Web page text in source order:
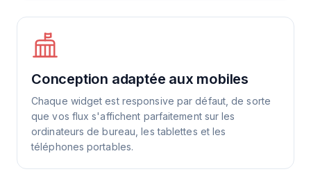
Conception adaptée aux mobiles
Chaque widget est responsive par défaut, de sorte
que vos flux s'affichent parfaitement sur les
ordinateurs de bureau, les tablettes et les
téléphones portables.